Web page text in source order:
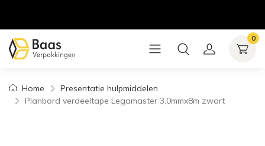
0
Home
Presentatie hulpmiddelen
Planbord verdeeltape Legamaster 3,0mmx8m zwart